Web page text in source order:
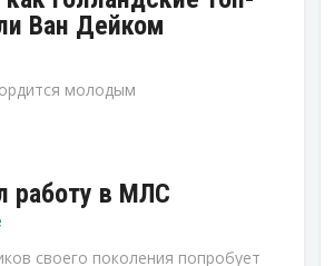
Ван Дейком
молодым
работу в МЛС
своего поколения попробует